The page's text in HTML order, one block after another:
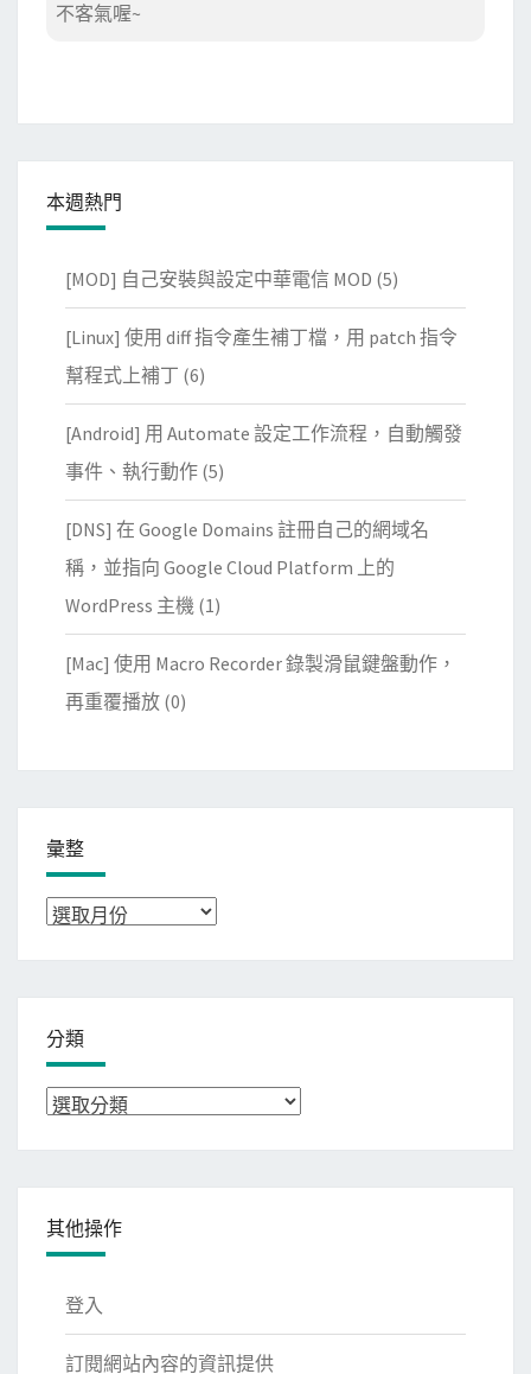
不客氣喔~
本週熱門
[MOD] 自己安裝與設定中華電信 MOD (5)
[Linux] 使用 diff 指令產生補丁檔，用 patch 指令
幫程式上補丁 (6)
[Android] 用 Automate 設定工作流程，自動觸發
事件、執行動作 (5)
[DNS] 在 Google Domains 註冊自己的網域名
稱，並指向 Google Cloud Platform 上的
WordPress 主機 (1)
[Mac] 使用 Macro Recorder 錄製滑鼠鍵盤動作，
再重覆播放 (0)
彙整
彙
分類
分
其他操作
登入
訂閱網站內容的資訊提供